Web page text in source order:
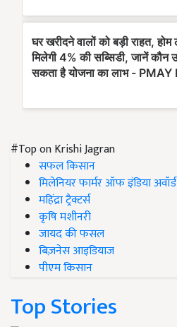
#Top on Krishi Jagran
सफल किसान
मिलेनियर फार्मर ऑफ इंडिया अवॉर्ड
महिंद्रा ट्रैक्टर्स
कृषि मशीनरी
जायद की फसल
बिज़नेस आइडियाज
पीएम किसान
Top Stories